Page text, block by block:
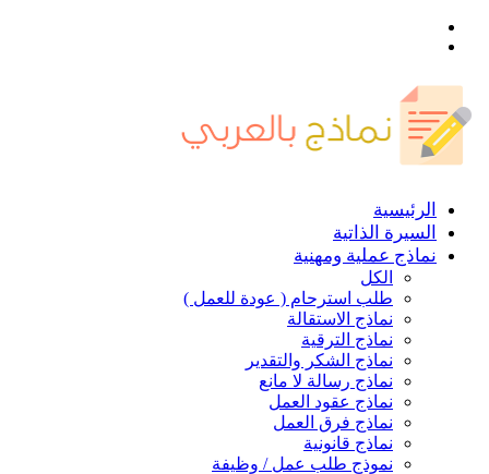
الرئيسية
السيرة الذاتية
نماذج عملية ومهنية
الكل
طلب استرحام ( عودة للعمل )
نماذج الاستقالة
نماذج الترقية
نماذج الشكر والتقدير
نماذج رسالة لا مانع
نماذج عقود العمل
نماذج فرق العمل
نماذج قانونية
نموذج طلب عمل / وظيفة